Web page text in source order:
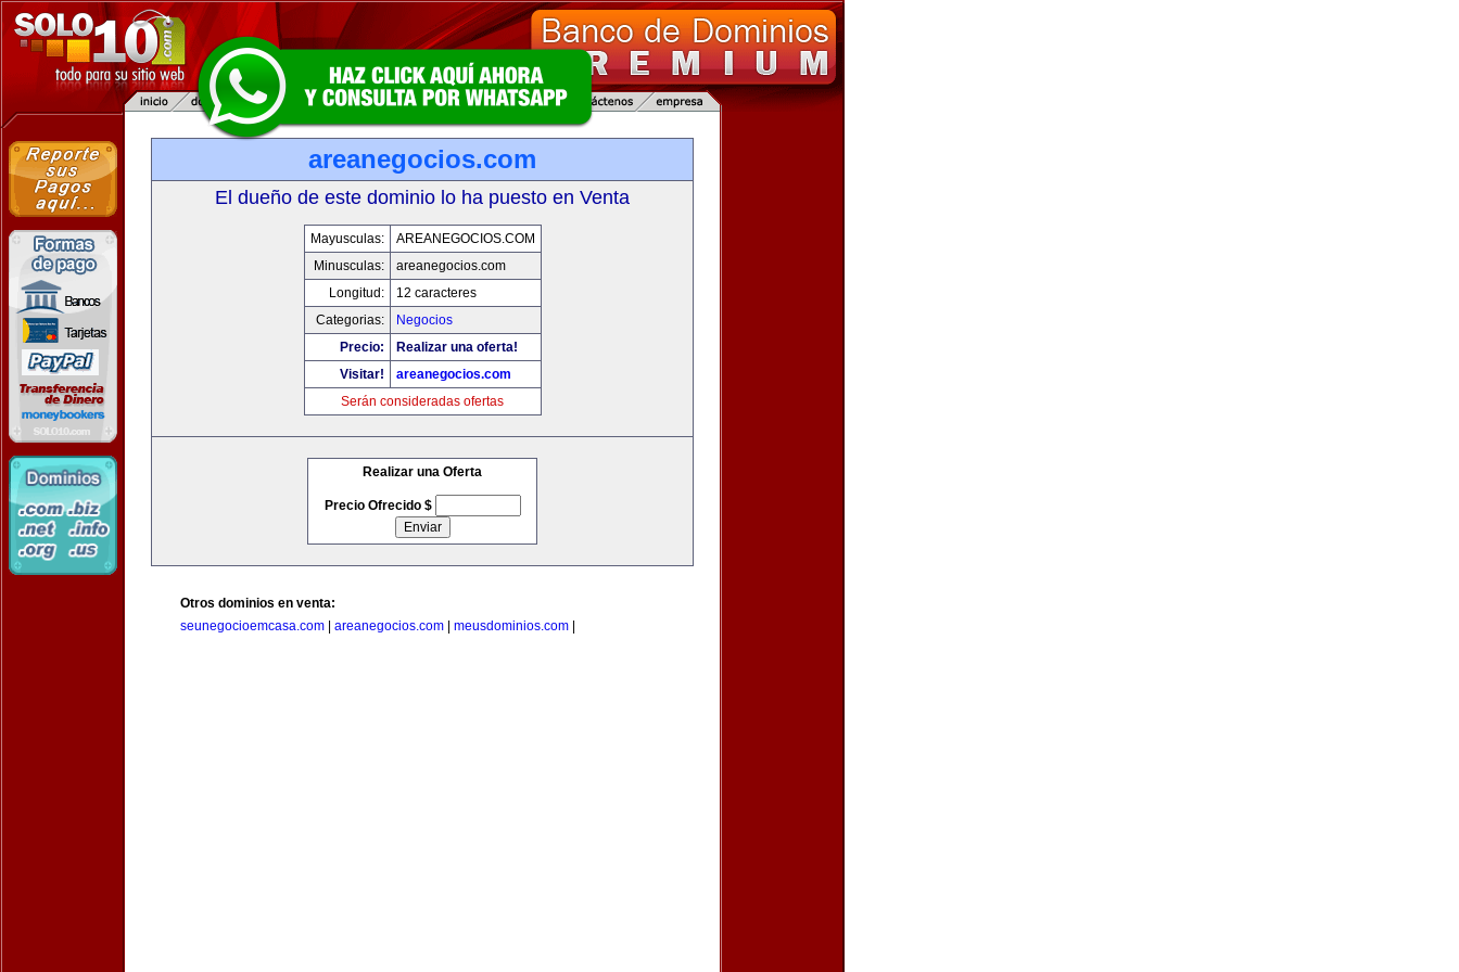
areanegocios.com
El dueño de este dominio lo ha puesto en Venta
Mayusculas:
AREANEGOCIOS.COM
Minusculas:
areanegocios.com
Longitud:
12 caracteres
Categorias:
Negocios
Precio:
Realizar una oferta!
Visitar!
areanegocios.com
Serán consideradas ofertas
Realizar una Oferta
Precio Ofrecido $
Otros dominios en venta:
seunegocioemcasa.com
areanegocios.com meusdominios.com